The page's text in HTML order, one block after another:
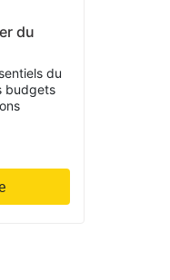
du
du
budgets